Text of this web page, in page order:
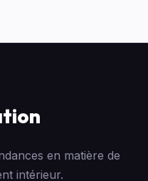
en matière de
intérieur.